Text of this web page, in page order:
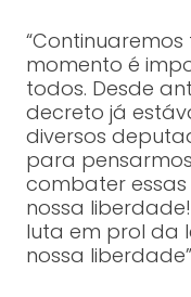
momento é
todos. Desde
decreto já
diversos
para
combater
nossa
luta em prol da
nossa